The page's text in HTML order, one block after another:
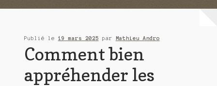
Publié le 19 mars 2025 par Mathieu Andro
Comment bien
appréhender les